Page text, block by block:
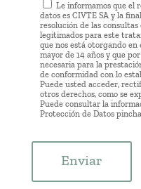
Le informamos que el
datos es CIVTE SA y la
resolución de las
legitimados para este
que nos está otorgando
mayor de 14 años y que
necesaria para la
de conformidad con lo
Puede usted acceder,
otros derechos, como se
Puede consultar la
Protección de Datos
Enviar